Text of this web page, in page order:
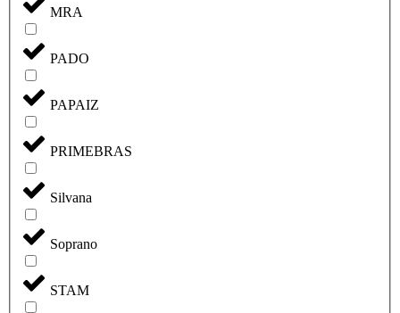
MRA
PADO
PAPAIZ
PRIMEBRAS
Silvana
Soprano
STAM